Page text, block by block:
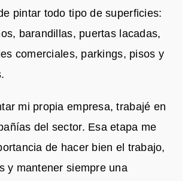
pintar todo tipo de superficies:
barandillas, puertas lacadas,
comerciales, parkings, pisos y
mi propia empresa, trabajé en
del sector. Esa etapa me
de hacer bien el trabajo,
y mantener siempre una